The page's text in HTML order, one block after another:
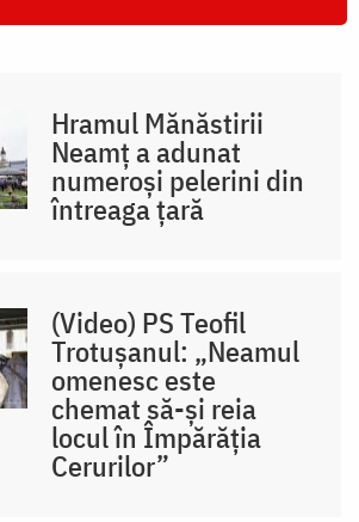
Hramul Mănăstirii
Neamț a adunat
numeroși pelerini din
întreaga țară
(Video) PS Teofil
Trotușanul: „Neamul
omenesc este
chemat să-și reia
locul în Împărăția
Cerurilor”